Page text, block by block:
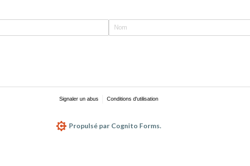
Signaler un abus Conditions d'utilisation
Propulsé par Cognito Forms.